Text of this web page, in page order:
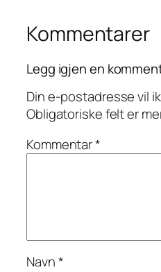
Kommentarer
Legg igjen en
Din e-postadresse vil
Obligatoriske felt er
Kommentar*
Navn*